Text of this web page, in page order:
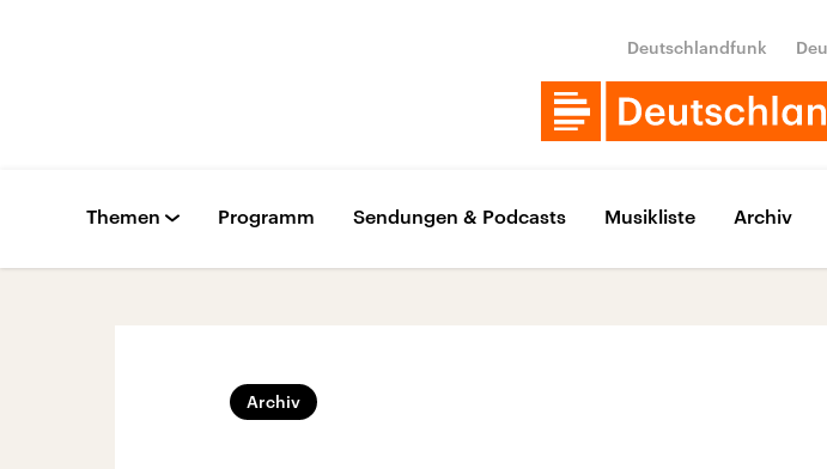
Deutschlandfunk
Themen Programm Sendungen & Podcasts Musikliste Archiv
Archiv